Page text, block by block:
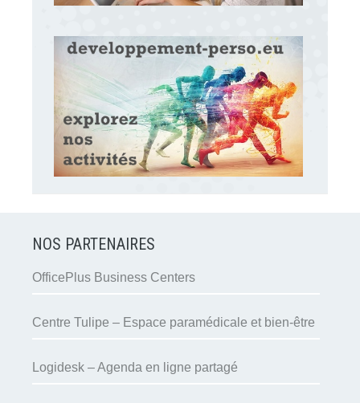
NOS PARTENAIRES
OfficePlus Business Centers
Centre Tulipe – Espace paramédicale et bien-être
Logidesk – Agenda en ligne partagé